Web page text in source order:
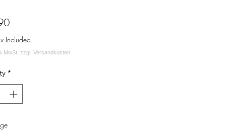
Price
Included
*